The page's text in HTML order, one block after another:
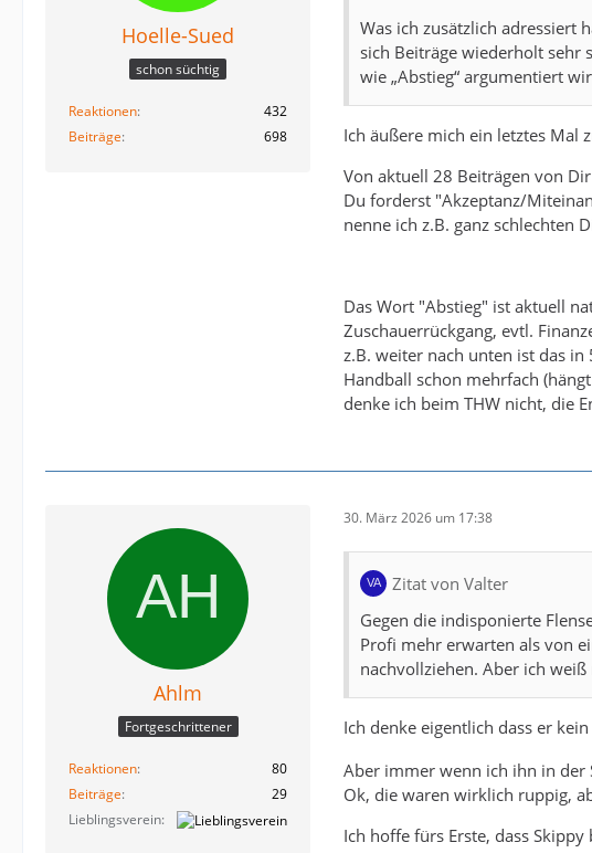
Hoelle-Sued
schon süchtig
Reaktionen
432
Beiträge
698
Was ich zusätzlich adressiert
sich Beiträge wiederholt sehr
wie „Abstieg“ argumentiert
Ich äußere mich ein letztes Mal
Von aktuell 28 Beiträgen von
Du forderst "Akzeptanz/
nenne ich z.B. ganz schlechten
Das Wort "Abstieg" ist aktuell
Zuschauerrückgang, evtl.
z.B. weiter nach unten ist das in
Handball schon mehrfach
denke ich beim THW nicht, die
Ahlm
Fortgeschrittener
Reaktionen
80
Beiträge
29
Lieblingsverein
30. März 2026 um 17:38
Zitat von Valter
Gegen die indisponierte
Profi mehr erwarten als von
nachvollziehen. Aber ich
Ich denke eigentlich dass er
Aber immer wenn ich ihn in der
Ok, die waren wirklich ruppig,
Ich hoffe fürs Erste, dass